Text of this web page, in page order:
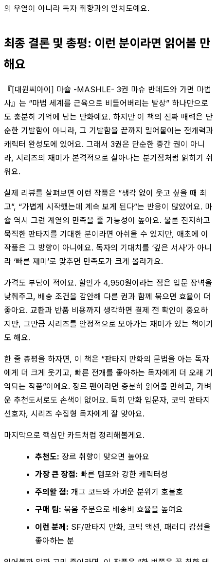
의 우열이 아니라 독자 취향과의 일치도예요.
최종 결론 및 총평: 이런 분이라면 읽어볼 만
해요
『[대원씨아이] 마슐 -MASHLE- 3권 마슈 반데드와 가면 마법
사』는 “마법 세계를 근육으로 비틀어버리는 발상” 하나만으로
도 충분히 기억에 남는 만화예요. 하지만 이 책의 진짜 매력은 단
순한 기발함이 아니라, 그 기발함을 끝까지 밀어붙이는 전개력과
캐릭터 완성도에 있어요. 그래서 3권은 단순한 중간 권이 아니
라, 시리즈의 재미가 본격적으로 살아나는 분기점처럼 읽히기 쉬
워요.
실제 리뷰를 살펴보면 이런 작품은 “생각 없이 웃고 싶을 때 최
고”, “가볍게 시작했는데 계속 보게 된다”는 반응이 많았어요. 마
슐 역시 그런 계열의 만족을 줄 가능성이 높아요. 물론 진지하고
묵직한 판타지를 기대한 분이라면 아쉬울 수 있지만, 애초에 이
작품은 그 방향이 아니에요. 독자의 기대치를 ‘깊은 서사’가 아니
라 ‘빠른 재미’로 맞추면 만족도가 크게 올라가요.
가격도 부담이 적어요. 할인가 4,950원이라는 점은 입문 장벽을
낮춰주고, 배송 조건을 감안해 다른 권과 함께 묶으면 효율이 더
좋아요. 교환과 반품 비용까지 생각하면 결제 전 확인이 중요하
지만, 그만큼 시리즈를 안정적으로 모아가는 재미가 있는 책이기
도 해요.
한 줄 총평을 하자면, 이 책은 “판타지 만화의 문법을 아는 독자
에게 더 크게 웃기고, 빠른 전개를 좋아하는 독자에게 더 오래 기
억되는 작품”이에요. 장르 팬이라면 충분히 읽어볼 만하고, 가벼
운 추천도서로도 손색이 없어요. 특히 만화 입문자, 코믹 판타지
선호자, 시리즈 수집형 독자에게 잘 맞아요.
마지막으로 핵심만 카드처럼 정리해볼게요.
추천도: 장르 취향이 맞으면 높아요
가장 큰 장점: 빠른 템포와 강한 캐릭터성
주의할 점: 개그 코드와 가벼운 분위기 호불호
구매 팁: 묶음 주문으로 배송비 효율을 높여요
이런 분께: SF/판타지 만화, 코믹 액션, 패러디 감성을
좋아하는 분